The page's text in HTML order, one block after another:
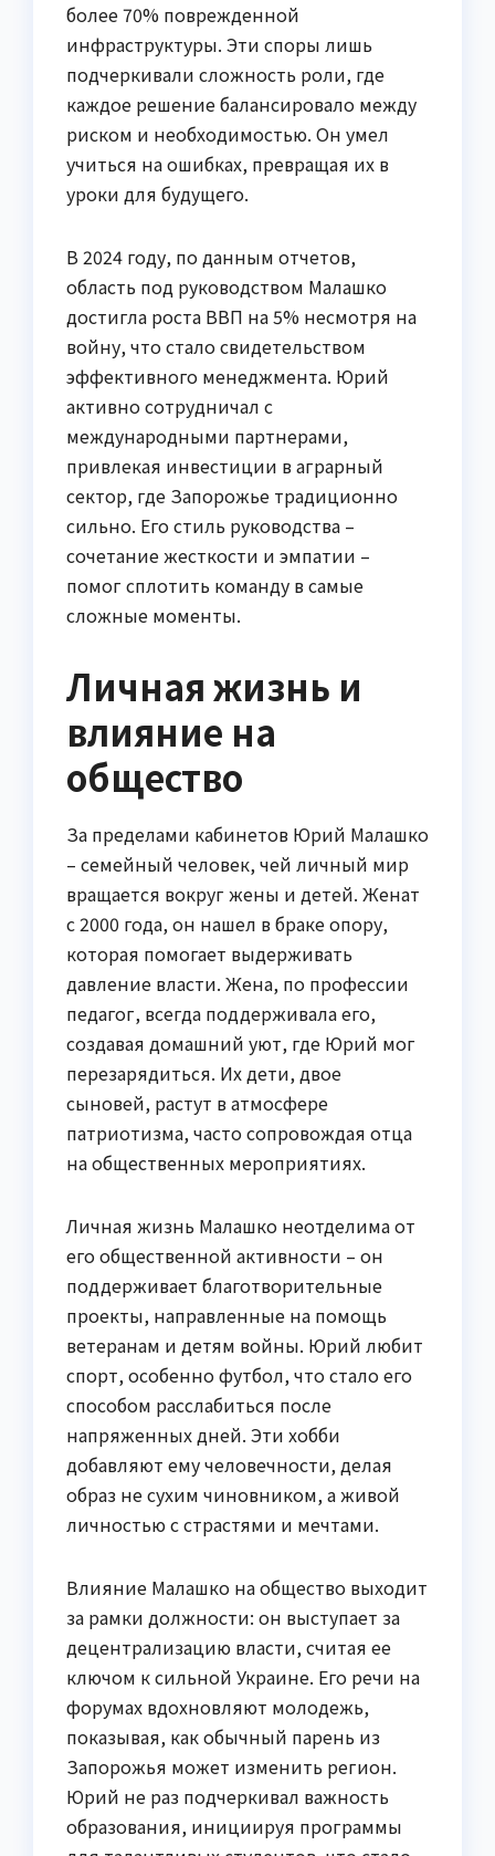
более 70% поврежденной
инфраструктуры. Эти споры лишь
подчеркивали сложность роли, где
каждое решение балансировало между
риском и необходимостью. Он умел
учиться на ошибках, превращая их в
уроки для будущего.
В 2024 году, по данным отчетов,
область под руководством Малашко
достигла роста ВВП на 5% несмотря на
войну, что стало свидетельством
эффективного менеджмента. Юрий
активно сотрудничал с
международными партнерами,
привлекая инвестиции в аграрный
сектор, где Запорожье традиционно
сильно. Его стиль руководства –
сочетание жесткости и эмпатии –
помог сплотить команду в самые
сложные моменты.
Личная жизнь и
влияние на
общество
За пределами кабинетов Юрий Малашко
– семейный человек, чей личный мир
вращается вокруг жены и детей. Женат
с 2000 года, он нашел в браке опору,
которая помогает выдерживать
давление власти. Жена, по профессии
педагог, всегда поддерживала его,
создавая домашний уют, где Юрий мог
перезарядиться. Их дети, двое
сыновей, растут в атмосфере
патриотизма, часто сопровождая отца
на общественных мероприятиях.
Личная жизнь Малашко неотделима от
его общественной активности – он
поддерживает благотворительные
проекты, направленные на помощь
ветеранам и детям войны. Юрий любит
спорт, особенно футбол, что стало его
способом расслабиться после
напряженных дней. Эти хобби
добавляют ему человечности, делая
образ не сухим чиновником, а живой
личностью с страстями и мечтами.
Влияние Малашко на общество выходит
за рамки должности: он выступает за
децентрализацию власти, считая ее
ключом к сильной Украине. Его речи на
форумах вдохновляют молодежь,
показывая, как обычный парень из
Запорожья может изменить регион.
Юрий не раз подчеркивал важность
образования, инициируя программы